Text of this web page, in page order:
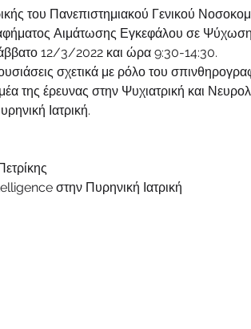
του Πανεπιστημιακού Γενικού
Αιμάτωσης Εγκεφάλου σε
12/3/2022 και ώρα 9:30-14:30.
σχετικά με ρόλο του
της έρευνας στην Ψυχιατρική και
Ιατρική.
στην Πυρηνική Ιατρική